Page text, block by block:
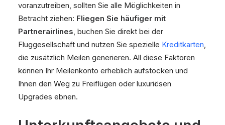
voranzutreiben, sollten Sie alle Möglichkeiten in
Betracht ziehen: Fliegen Sie häufiger mit
Partnerairlines, buchen Sie direkt bei der
Fluggesellschaft und nutzen Sie spezielle Kreditkarten,
die zusätzlich Meilen generieren. All diese Faktoren
können Ihr Meilenkonto erheblich aufstocken und
Ihnen den Weg zu Freiflügen oder luxuriösen
Upgrades ebnen.